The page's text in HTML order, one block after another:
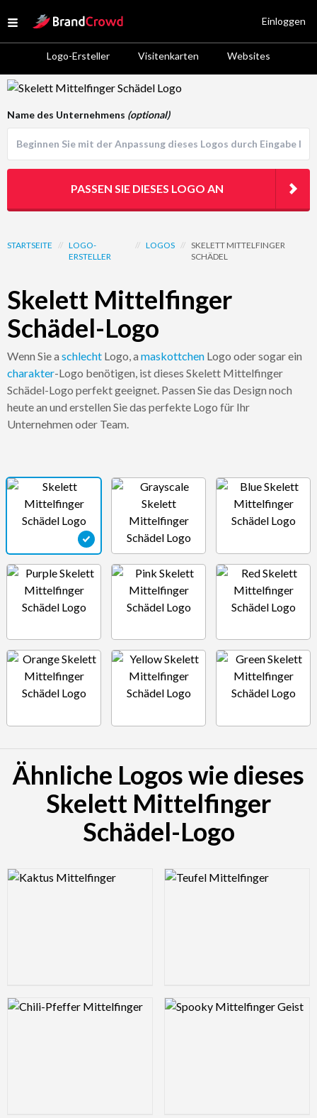
Open menu
Site Logo
Logo-Ersteller Visitenkarten Websites
Einloggen
Logo Template Preview
STARTSEITE // LOGO-
ERSTELLER
// LOGOS // SKELETT MITTELFINGER
SCHÄDEL
Skelett Mittelfinger
Schädel-Logo
Wenn Sie a schlecht Logo, a maskottchen Logo oder sogar ein
charakter-Logo benötigen, ist dieses Skelett Mittelfinger
Schädel-Logo perfekt geeignet. Passen Sie das Design noch
heute an und erstellen Sie das perfekte Logo für Ihr
Unternehmen oder Team.
Name des Unternehmens (optional)
PASSEN SIE DIESES LOGO AN
Ähnliche Logos wie dieses
Skelett Mittelfinger
Schädel-Logo
Logo Preview Image Logo Preview Image
Logo Preview Image Logo Preview Image